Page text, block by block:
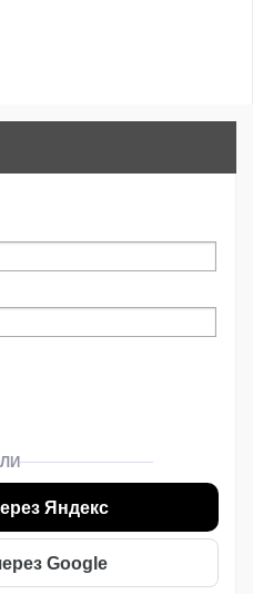
Яндекс
Google